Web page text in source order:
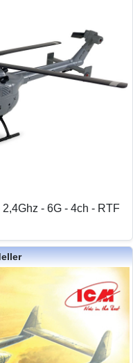
- 6G - 4ch - RTF